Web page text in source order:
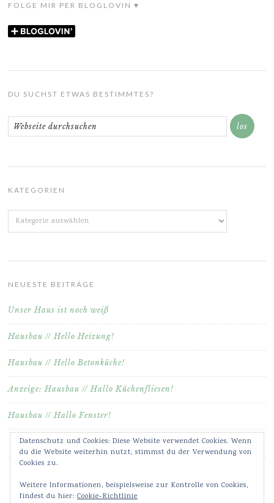
FOLGE MIR PER BLOGLOVIN ♥
DU SUCHST ETWAS BESTIMMTES?
KATEGORIEN
Kategorien
NEUESTE BEITRÄGE
Unser Haus ist noch weiß
Hausbau // Hello Heizung!
Hausbau // Hello Betonküche!
Anzeige: Hausbau // Hallo Küchenfliesen!
Hausbau // Hallo Fenster!
Datenschutz und Cookies: Diese Website verwendet Cookies. Wenn
du die Website weiterhin nutzt, stimmst du der Verwendung von
Cookies zu.
Weitere Informationen, beispielsweise zur Kontrolle von Cookies,
findest du hier: Cookie-Richtlinie